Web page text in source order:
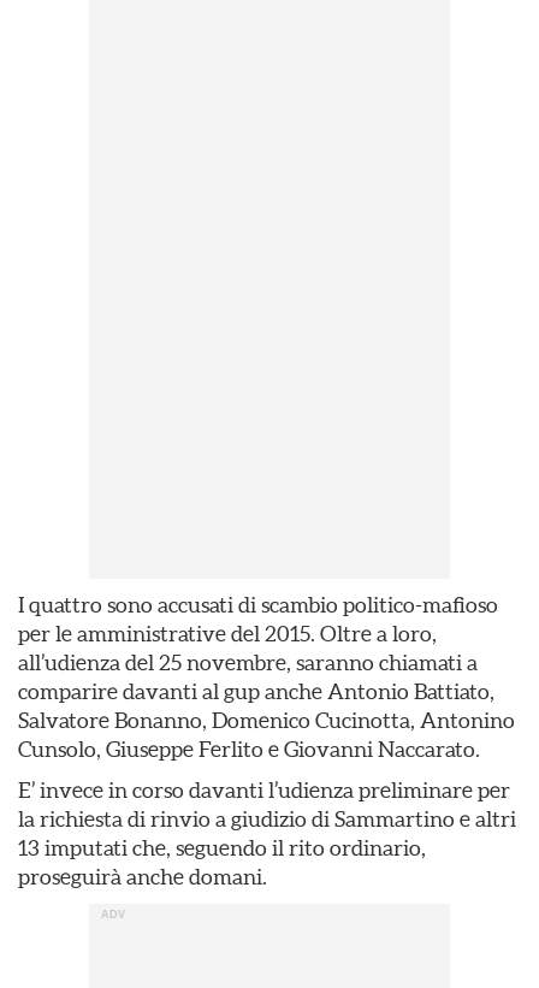
I quattro sono accusati di scambio politico-mafioso
per le amministrative del 2015. Oltre a loro,
all’udienza del 25 novembre, saranno chiamati a
comparire davanti al gup anche Antonio Battiato,
Salvatore Bonanno, Domenico Cucinotta, Antonino
Cunsolo, Giuseppe Ferlito e Giovanni Naccarato.
E’ invece in corso davanti l’udienza preliminare per
la richiesta di rinvio a giudizio di Sammartino e altri
13 imputati che, seguendo il rito ordinario,
proseguirà anche domani.